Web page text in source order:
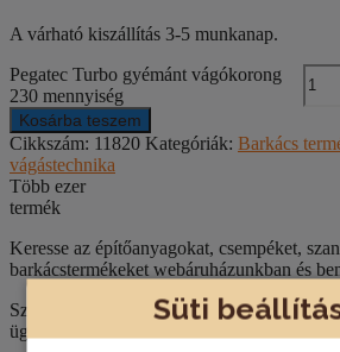
Süti
A várható kiszállítás 3-5 munkanap.
Pegatec Turbo gyémánt vágókorong
230 mennyiség
Kosárba teszem
Cikkszám: 11820 Kategóriák: Barkács
vágástechnika
Több ezer
termék
Keresse az építőanyagokat, csempéket,
barkácstermékeket webáruházunkban és
Szakértő
ügyfélszolgálat